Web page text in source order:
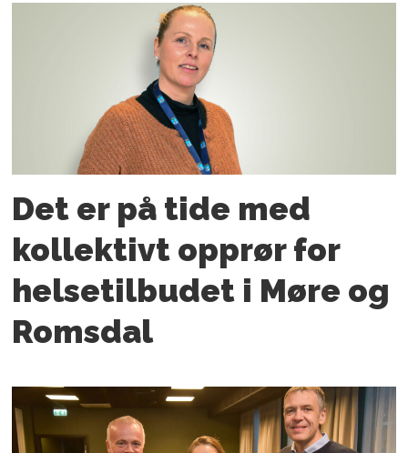
Det er på tide med
kollektivt opprør for
helsetilbudet i Møre og
Romsdal